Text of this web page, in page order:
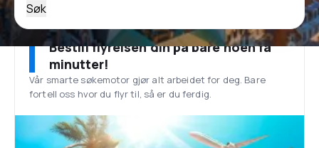
Søk
Bestill flyreisen din på bare noen få
minutter!
Vår smarte søkemotor gjør alt arbeidet for deg. Bare
fortell oss hvor du flyr til, så er du ferdig.